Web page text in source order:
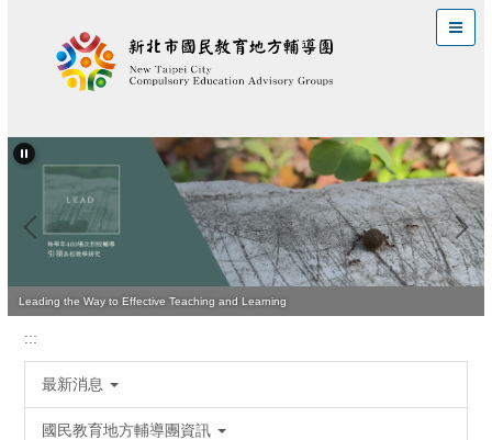
區
Leading the Way to Effective Teaching and Learning
:::
最新消息
國民教育地方輔導團資訊